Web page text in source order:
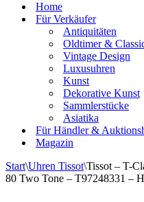
Home
Für Verkäufer
Antiquitäten
Oldtimer &
Vintage Design
Luxusuhren
Kunst
Dekorative Kunst
Sammlerstücke
Asiatika
Für Händler &
Magazin
Start\Uhren Tissot\Tissot – T-
80 Two Tone – T97248331 –